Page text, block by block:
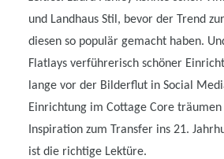
und Landhaus Stil, bevor der Trend
diesen so populär gemacht haben.
Flatlays verführerisch schöner
lange vor der Bilderflut in Social
Einrichtung im Cottage Core
Inspiration zum Transfer ins 21.
ist die richtige Lektüre.